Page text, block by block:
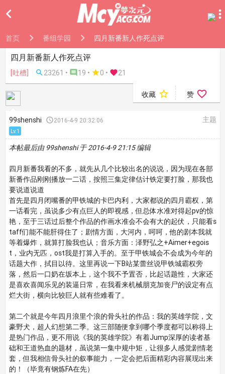

首页 番组学园 四月新番新人作死点评
四月新番新人作死点评
[吐槽]  23261 •  19 • 0 • 21
收藏  赞 
99shenshi 2016-4-9 20:32:06 主题
Lv.1
本帖最后由 99shenshi 于 2016-4-9 21:15 编辑
四月新番我看的不多，就先从几个比较出名的说说，因为现在各部
新番作品刚刚播放一二话，按照三集定律估计铁定要打脸，那我也
要说道说道
首先是四月闭嘴番的甲铁城的卡巴内利，大家都说的四月霸权，第
一话看完，虽说多少有点巨人的即视感，但总体水准对得起pv的惊
艳，至于三话过后整个作品的作画水准会不会有大的起伏，只能看s
taff们能不能肝得住了；剧情方面，大河内，呵呵，他的剧本我就
等着爆炸，就算打脸我也认；音乐方面：泽野弘之+Aimer+egois
t，业内无匹，ost我是打算入手的。至于甲铁城会不会成为今年的
话题大作，拭目以待。这里再说一下B站某蕾丝说甲铁城霸权旁
落，然后一口奶在坂本上，这个我不予置否，比起话题性，大家还
是喜欢喜闻乐见的装逼日常，在我看来机械朋克加丧尸的设定有点
烂大街，横向比较巨人就有些难看了。
第二个就是今年四月浪里个浪的骨头社的作品：我的英雄学院，文
豪野犬，超人幻想第二季。这三部随便拿到哪个季度都可以称得上
是热门作品，更不用说《我的英雄学院》有着Jump深厚的读者基
础和王道热血的题材，虽说第一集中规中矩，让很多人感觉剧情老
套，但我相信骨头社的叙事能力，一定会把后面精彩内容展现出来
的！（毕竟有钢炼FA在先）